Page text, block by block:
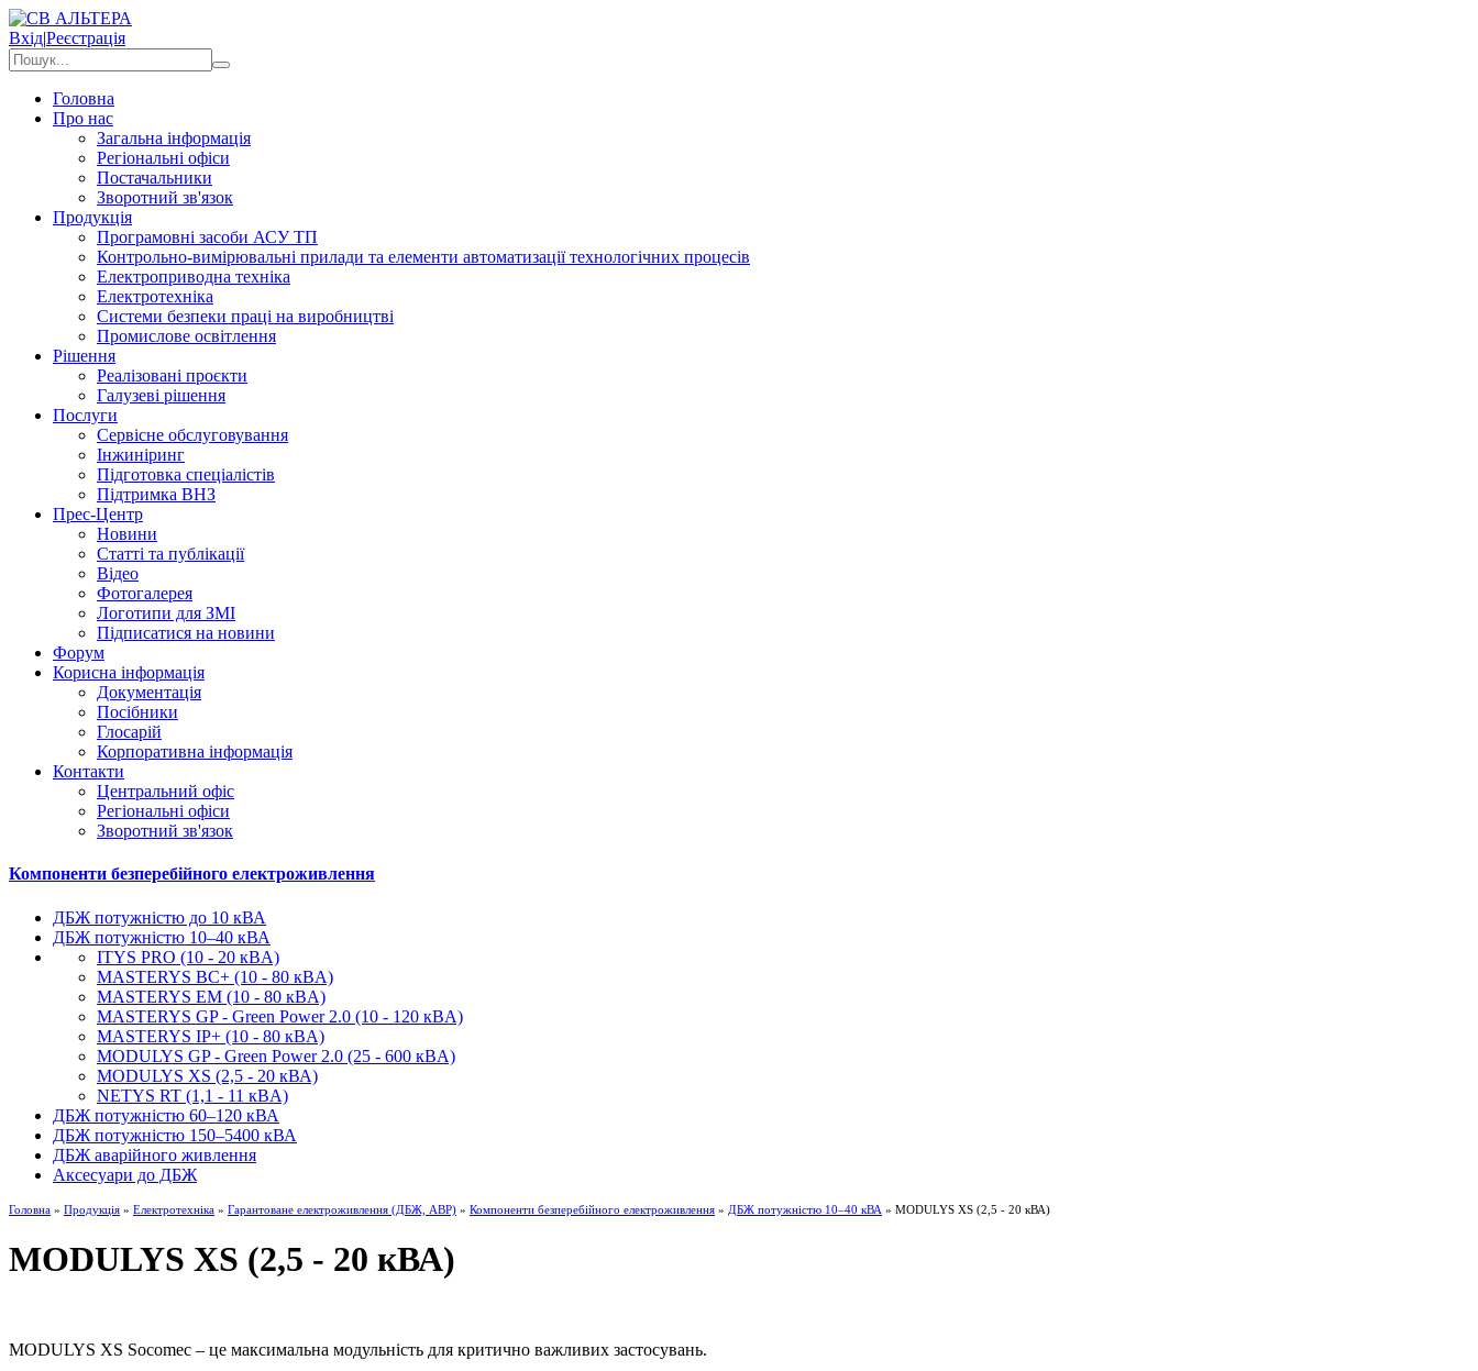
Вхід|Реєстрація
Головна
Про нас
Загальна інформація
Регіональні офіси
Постачальники
Зворотний зв'язок
Продукція
Програмовні засоби АСУ ТП
Контрольно-вимірювальні прилади та елементи автоматизації технологічних процесів
Електроприводна техніка
Електротехніка
Системи безпеки праці на виробництві
Промислове освітлення
Рішення
Реалізовані проєкти
Галузеві рішення
Послуги
Сервісне обслуговування
Інжиніринг
Підготовка спеціалістів
Підтримка ВНЗ
Прес-Центр
Новини
Статті та публікації
Відео
Фотогалерея
Логотипи для ЗМІ
Підписатися на новини
Форум
Корисна інформація
Документація
Посібники
Глосарій
Корпоративна інформація
Контакти
Центральний офіс
Регіональні офіси
Зворотний зв'язок
Компоненти безперебійного електроживлення
ДБЖ потужністю до 10 кВА
ДБЖ потужністю 10–40 кВА
ITYS PRO (10 - 20 кBA)
MASTERYS BC+ (10 - 80 кBA)
MASTERYS EM (10 - 80 кBA)
MASTERYS GP - Green Power 2.0 (10 - 120 кBA)
MASTERYS IP+ (10 - 80 кBA)
MODULYS GP - Green Power 2.0 (25 - 600 кBA)
MODULYS XS (2,5 - 20 кВА)
NETYS RT (1,1 - 11 кBA)
ДБЖ потужністю 60–120 кВА
ДБЖ потужністю 150–5400 кВА
ДБЖ аварійного живлення
Аксесуари до ДБЖ
Головна » Продукція » Електротехніка » Гарантоване електроживлення (ДБЖ, АВР) » Компоненти безперебійного електроживлення » ДБЖ потужністю 10–40 кВА » MODULYS XS (2,5 - 20 кВА)
MODULYS XS (2,5 - 20 кВА)
MODULYS XS Socomec – це максимальна модульність для критично важливих застосувань.